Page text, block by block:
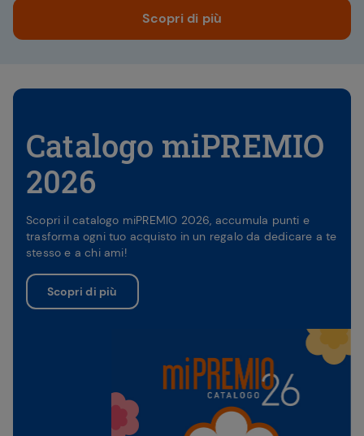
Scopri di più
Catalogo miPREMIO
2026
Scopri il catalogo miPREMIO 2026, accumula punti e
trasforma ogni tuo acquisto in un regalo da dedicare a te
stesso e a chi ami!
Scopri di più